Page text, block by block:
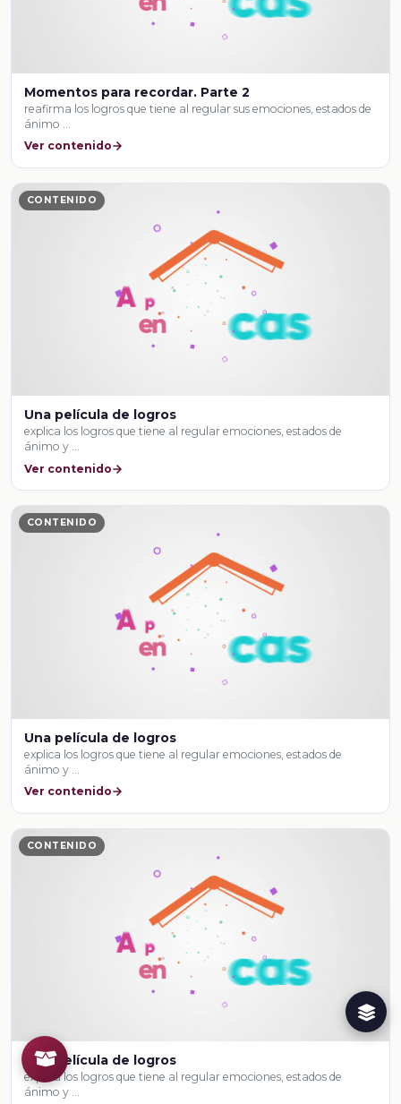
Momentos para recordar. Parte 2
reafirma los logros que tiene al regular sus emociones, estados de
ánimo …
Ver contenido
CONTENIDO
Una película de logros
explica los logros que tiene al regular emociones, estados de
ánimo y …
Ver contenido
CONTENIDO
Una película de logros
explica los logros que tiene al regular emociones, estados de
ánimo y …
Ver contenido
CONTENIDO
Una película de logros
explica los logros que tiene al regular emociones, estados de
ánimo y …